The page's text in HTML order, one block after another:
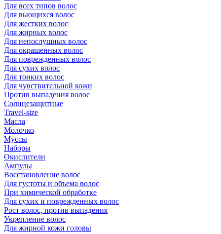
Для всех типов волос
Для вьющихся волос
Для жестких волос
Для жирных волос
Для непослушных волос
Для окрашенных волос
Для поврежденных волос
Для сухих волос
Для тонких волос
Для чувствительной кожи
Против выпадения волос
Солнцезащитные
Travel-size
Масла
Молочко
Муссы
Наборы
Окислители
Ампулы
Восстановление волос
Для густоты и объема волос
При химической обработке
Для сухих и поврежденных волос
Рост волос, против выпадения
Укрепление волос
Для жирной кожи головы